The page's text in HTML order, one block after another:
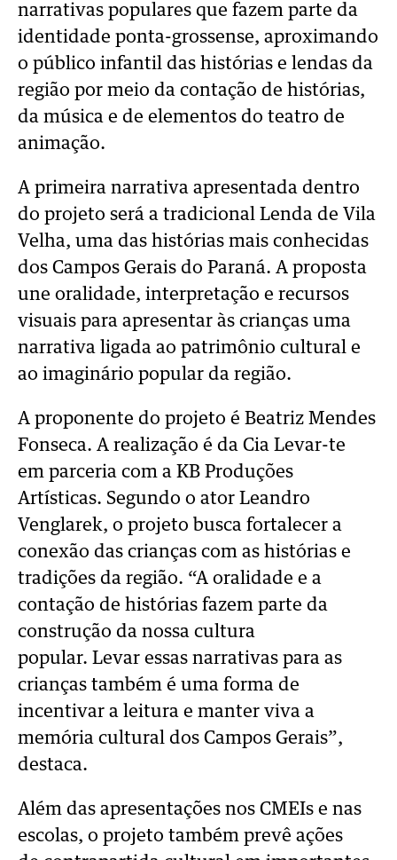
narrativas populares que fazem parte da
identidade ponta-grossense, aproximando
o público infantil das histórias e lendas da
região por meio da contação de histórias,
da música e de elementos do teatro de
animação.
A primeira narrativa apresentada dentro
do projeto será a tradicional Lenda de Vila
Velha, uma das histórias mais conhecidas
dos Campos Gerais do Paraná. A proposta
une oralidade, interpretação e recursos
visuais para apresentar às crianças uma
narrativa ligada ao patrimônio cultural e
ao imaginário popular da região.
A proponente do projeto é Beatriz Mendes
Fonseca. A realização é da Cia Levar-te
em parceria com a KB Produções
Artísticas. Segundo o ator Leandro
Venglarek, o projeto busca fortalecer a
conexão das crianças com as histórias e
tradições da região. “A oralidade e a
contação de histórias fazem parte da
construção da nossa cultura
popular. Levar essas narrativas para as
crianças também é uma forma de
incentivar a leitura e manter viva a
memória cultural dos Campos Gerais”,
destaca.
Além das apresentações nos CMEIs e nas
escolas, o projeto também prevê ações